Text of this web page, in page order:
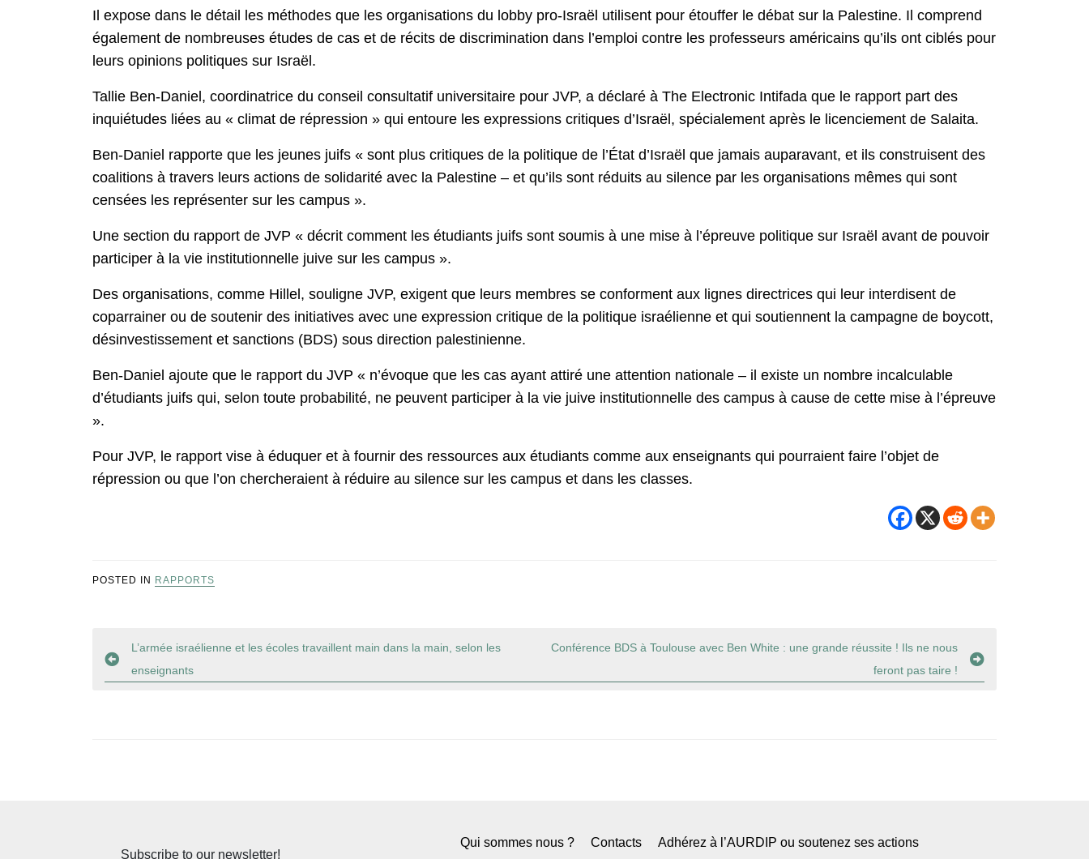
Il expose dans le détail les méthodes que les organisations du lobby pro-Israël utilisent pour étouffer le débat sur la Palestine. Il comprend
également de nombreuses études de cas et de récits de discrimination dans l’emploi contre les professeurs américains qu’ils ont ciblés pour
leurs opinions politiques sur Israël.
Tallie Ben-Daniel, coordinatrice du conseil consultatif universitaire pour JVP, a déclaré à The Electronic Intifada que le rapport part des
inquiétudes liées au « climat de répression » qui entoure les expressions critiques d’Israël, spécialement après le licenciement de Salaita.
Ben-Daniel rapporte que les jeunes juifs « sont plus critiques de la politique de l’État d’Israël que jamais auparavant, et ils construisent des
coalitions à travers leurs actions de solidarité avec la Palestine – et qu’ils sont réduits au silence par les organisations mêmes qui sont
censées les représenter sur les campus ».
Une section du rapport de JVP « décrit comment les étudiants juifs sont soumis à une mise à l’épreuve politique sur Israël avant de pouvoir
participer à la vie institutionnelle juive sur les campus ».
Des organisations, comme Hillel, souligne JVP, exigent que leurs membres se conforment aux lignes directrices qui leur interdisent de
coparrainer ou de soutenir des initiatives avec une expression critique de la politique israélienne et qui soutiennent la campagne de boycott,
désinvestissement et sanctions (BDS) sous direction palestinienne.
Ben-Daniel ajoute que le rapport du JVP « n’évoque que les cas ayant attiré une attention nationale – il existe un nombre incalculable
d’étudiants juifs qui, selon toute probabilité, ne peuvent participer à la vie juive institutionnelle des campus à cause de cette mise à l’épreuve
».
Pour JVP, le rapport vise à éduquer et à fournir des ressources aux étudiants comme aux enseignants qui pourraient faire l’objet de
répression ou que l’on chercheraient à réduire au silence sur les campus et dans les classes.
POSTED IN RAPPORTS
Navigation
de
L’armée israélienne et les écoles travaillent main dans la main, selon les
enseignants
Conférence BDS à Toulouse avec Ben White : une grande réussite ! Ils ne nous
feront pas taire !
Subscribe to our newsletter!
Qui sommes nous ? Contacts Adhérez à l’AURDIP ou soutenez ses actions